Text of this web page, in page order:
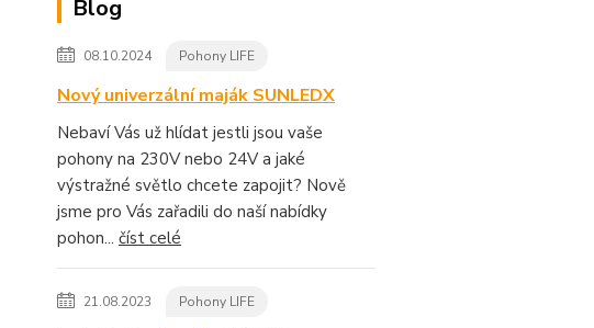
Blog
08.10.2024 Pohony LIFE
Nový univerzální maják SUNLEDX
Nebaví Vás už hlídat jestli jsou vaše
pohony na 230V nebo 24V a jaké
výstražné světlo chcete zapojit? Nově
jsme pro Vás zařadili do naší nabídky
pohon... číst celé
21.08.2023 Pohony LIFE